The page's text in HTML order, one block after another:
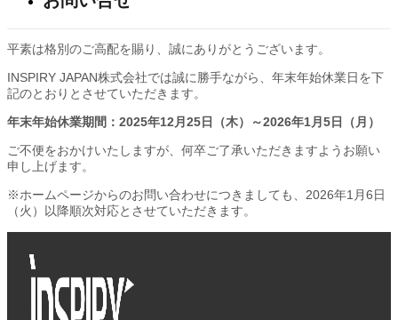
平素は格別のご高配を賜り、誠にありがとうございます。
INSPIRY JAPAN株式会社では誠に勝手ながら、年末年始休業日を下
記のとおりとさせていただきます。
年末年始休業期間：2025年12月25日（木）～2026年1月5日（月）
ご不便をおかけいたしますが、何卒ご了承いただきますようお願い
申し上げます。
※ホームページからのお問い合わせにつきましても、2026年1月6日
（火）以降順次対応とさせていただきます。